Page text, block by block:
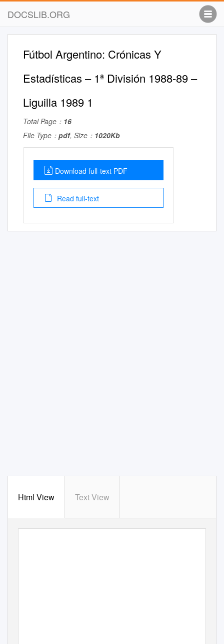
DOCSLIB.ORG
Fútbol Argentino: Crónicas Y
Estadísticas – 1ª División 1988-89 –
Liguilla 1989 1
Total Page： 16
File Type： pdf, Size： 1020Kb
Download full-text PDF
Read full-text
Html View Text View